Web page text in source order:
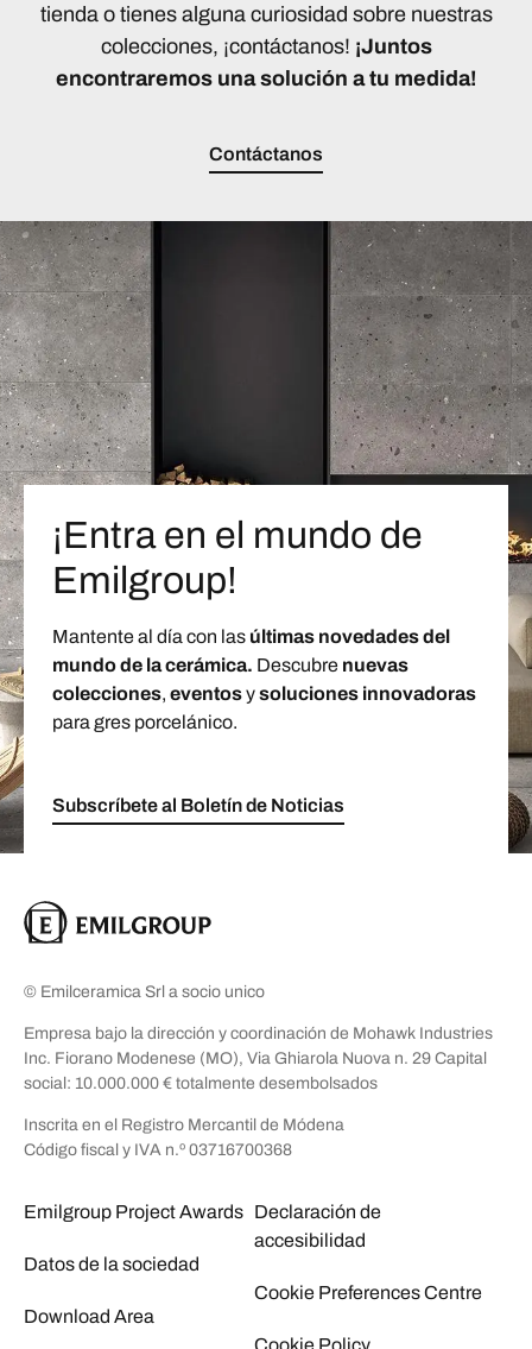
tienda o tienes alguna curiosidad sobre nuestras
colecciones, ¡contáctanos! ¡Juntos
encontraremos una solución a tu medida!
Contáctanos
¡Entra en el mundo de
Emilgroup!
Mantente al día con las últimas novedades del
mundo de la cerámica. Descubre nuevas
colecciones, eventosysoluciones innovadoras
para gres porcelánico.
Subscríbete al Boletín de Noticias
© Emilceramica Srl a socio unico
Empresa bajo la dirección y coordinación de Mohawk Industries
Inc. Fiorano Modenese (MO), Via Ghiarola Nuova n. 29 Capital
social: 10.000.000 € totalmente desembolsados
Inscrita en el Registro Mercantil de Módena
Código fiscal y IVA n.º 03716700368
Emilgroup Project Awards
Datos de la sociedad
Download Area
Declaración de
accesibilidad
Cookie Preferences Centre
Cookie Policy